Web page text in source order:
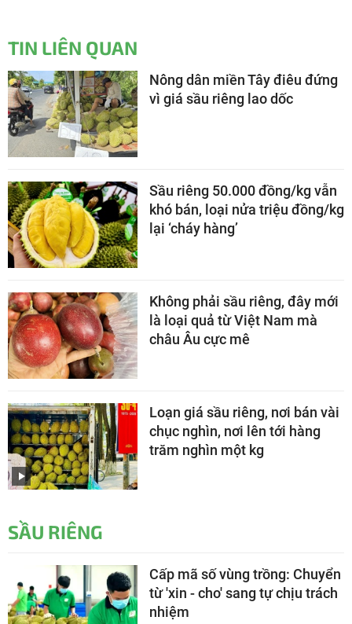
TIN LIÊN QUAN
Nông dân miền Tây điêu đứng
vì giá sầu riêng lao dốc
Sầu riêng 50.000 đồng/kg vẫn
khó bán, loại nửa triệu đồng/kg
lại ‘cháy hàng’
Không phải sầu riêng, đây mới
là loại quả từ Việt Nam mà
châu Âu cực mê
Loạn giá sầu riêng, nơi bán vài
chục nghìn, nơi lên tới hàng
trăm nghìn một kg
SẦU RIÊNG
Cấp mã số vùng trồng: Chuyển
từ 'xin - cho' sang tự chịu trách
nhiệm